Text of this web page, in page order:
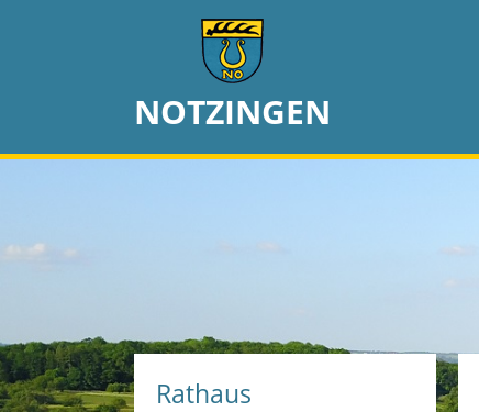
NOTZINGEN
Rathaus